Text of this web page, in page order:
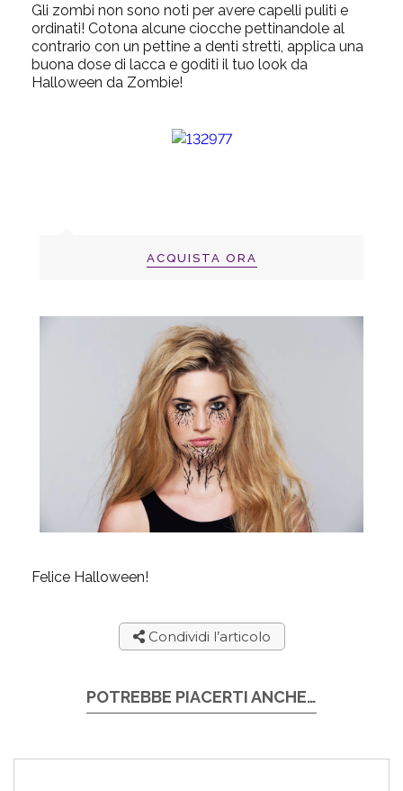
Gli zombi non sono noti per avere capelli puliti e
ordinati! Cotona alcune ciocche pettinandole al
contrario con un pettine a denti stretti, applica una
buona dose di lacca e goditi il tuo look da
Halloween da Zombie!
ACQUISTA ORA
Felice Halloween!
Condividi l’articolo
POTREBBE PIACERTI ANCHE…